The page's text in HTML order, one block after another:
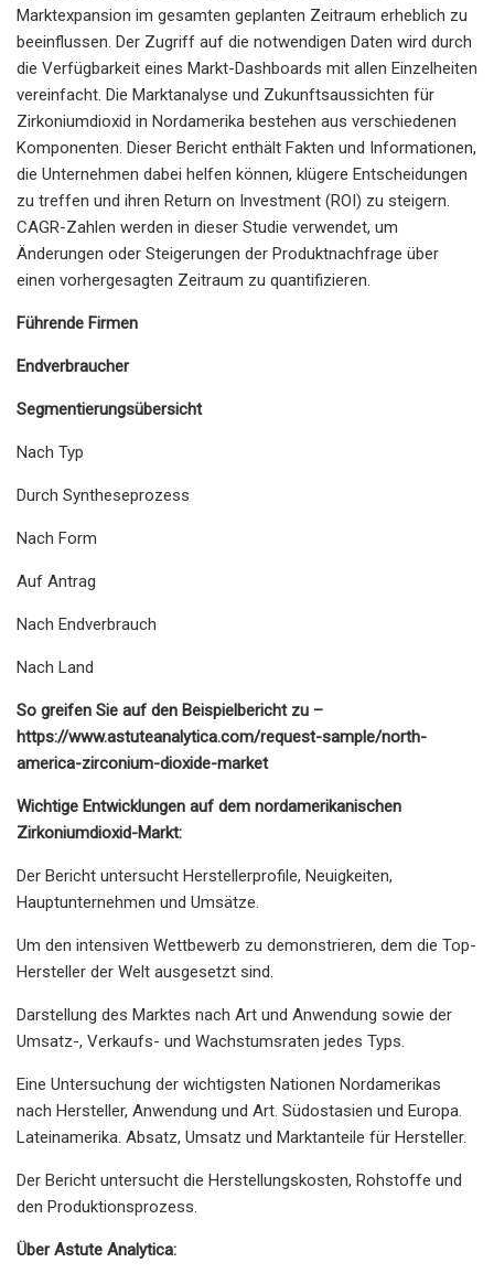
Marktexpansion im gesamten geplanten Zeitraum erheblich zu
beeinflussen. Der Zugriff auf die notwendigen Daten wird durch
die Verfügbarkeit eines Markt-Dashboards mit allen Einzelheiten
vereinfacht. Die Marktanalyse und Zukunftsaussichten für
Zirkoniumdioxid in Nordamerika bestehen aus verschiedenen
Komponenten. Dieser Bericht enthält Fakten und Informationen,
die Unternehmen dabei helfen können, klügere Entscheidungen
zu treffen und ihren Return on Investment (ROI) zu steigern.
CAGR-Zahlen werden in dieser Studie verwendet, um
Änderungen oder Steigerungen der Produktnachfrage über
einen vorhergesagten Zeitraum zu quantifizieren.
Führende Firmen
Endverbraucher
Segmentierungsübersicht
Nach Typ
Durch Syntheseprozess
Nach Form
Auf Antrag
Nach Endverbrauch
Nach Land
So greifen Sie auf den Beispielbericht zu –
https://www.astuteanalytica.com/request-sample/north-
america-zirconium-dioxide-market
Wichtige Entwicklungen auf dem nordamerikanischen
Zirkoniumdioxid-Markt:
Der Bericht untersucht Herstellerprofile, Neuigkeiten,
Hauptunternehmen und Umsätze.
Um den intensiven Wettbewerb zu demonstrieren, dem die Top-
Hersteller der Welt ausgesetzt sind.
Darstellung des Marktes nach Art und Anwendung sowie der
Umsatz-, Verkaufs- und Wachstumsraten jedes Typs.
Eine Untersuchung der wichtigsten Nationen Nordamerikas
nach Hersteller, Anwendung und Art. Südostasien und Europa.
Lateinamerika. Absatz, Umsatz und Marktanteile für Hersteller.
Der Bericht untersucht die Herstellungskosten, Rohstoffe und
den Produktionsprozess.
Über Astute Analytica: